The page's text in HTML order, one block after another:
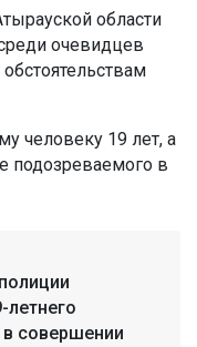
области
очевидцев
человеку 19 лет, а
подозреваемого в
летнего
совершении